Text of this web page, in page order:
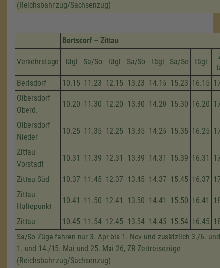
(Reichsbahnzug/Sachsenzug)
Bertsdorf – Zittau
Verkehrstage tägl Sa/So tägl Sa/So tägl Sa/So tägl
Bertsdorf
10.15 11.23 12.15 13.23 14.15 15.23 16.15
Olbersdorf
Oberd.
10.20 11.30 12.20 13.30 14.20 15.30 16.20
Olbersdorf
Nieder
10.25 11.35 12.25 13.35 14.25 15.35 16.25
Zittau
Vorstadt
10.31 11.39 12.31 13.39 14.31 15.39 16.31
Zittau Süd 10.37 11.45 12.37 13.45 14.37 15.45 16.37
Zittau
Haltepunkt
10.41 11.50 12.41 13.50 14.41 15.50 16.41
Zittau 10.45 11.54 12.45 13.54 14.45 15.54 16.45
Sa/So Züge fahren nur 3. Apr bis 1. Nov und zusätzlich 3./6.
1. und 14./15. Mai und 25. Mai 26, ZR Zeitreisezüge
(Reichsbahnzug/Sachsenzug)